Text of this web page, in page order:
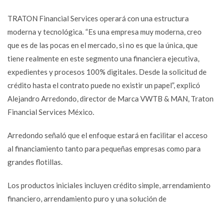
TRATON Financial Services operará con una estructura
moderna y tecnológica. “Es una empresa muy moderna, creo
que es de las pocas en el mercado, si no es que la única, que
tiene realmente en este segmento una financiera ejecutiva,
expedientes y procesos 100% digitales. Desde la solicitud de
crédito hasta el contrato puede no existir un papel”, explicó
Alejandro Arredondo, director de Marca VWTB & MAN, Traton
Financial Services México.
Arredondo señaló que el enfoque estará en facilitar el acceso
al financiamiento tanto para pequeñas empresas como para
grandes flotillas.
Los productos iniciales incluyen crédito simple, arrendamiento
financiero, arrendamiento puro y una solución de